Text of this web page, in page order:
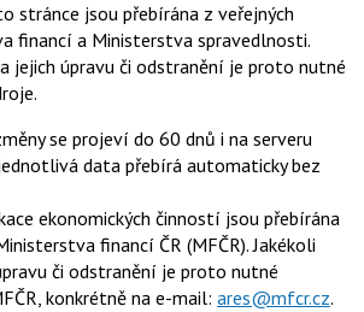
stránce jsou přebírána z veřejných
financí a Ministerstva spravedlnosti.
jejich úpravu či odstranění je proto nutné
se projeví do 60 dnů i na serveru
data přebírá automaticky bez
ekonomických činností jsou přebírána
financí ČR (MFČR). Jakékoli
či odstranění je proto nutné
konkrétně na e-mail: ares@mfcr.cz.